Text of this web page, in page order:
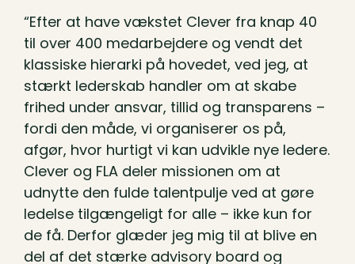
“Efter at have vækstet Clever fra knap 40
til over 400 medarbejdere og vendt det
klassiske hierarki på hovedet, ved jeg, at
stærkt lederskab handler om at skabe
frihed under ansvar, tillid og transparens –
fordi den måde, vi organiserer os på,
afgør, hvor hurtigt vi kan udvikle nye ledere.
Clever og FLA deler missionen om at
udnytte den fulde talentpulje ved at gøre
ledelse tilgængeligt for alle – ikke kun for
de få. Derfor glæder jeg mig til at blive en
del af det stærke advisory board og